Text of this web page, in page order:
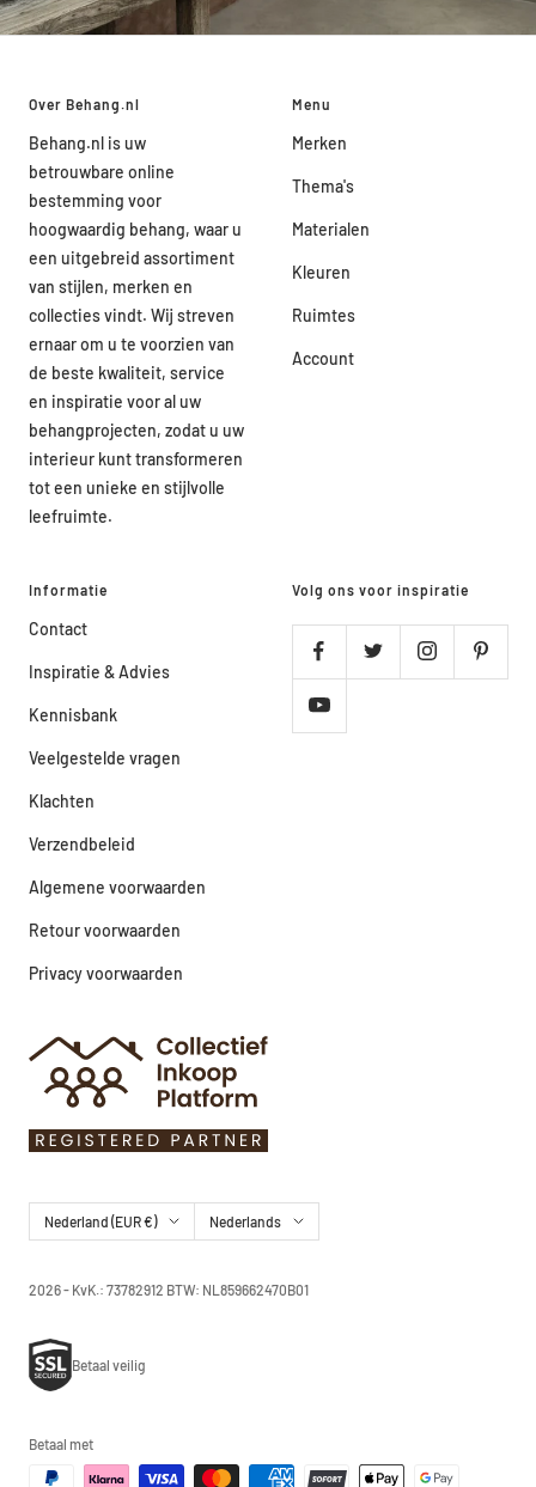
Over Behang.nl
Behang.nl is uw
betrouwbare online
bestemming voor
hoogwaardig behang, waar u
een uitgebreid assortiment
van stijlen, merken en
collecties vindt. Wij streven
ernaar om u te voorzien van
de beste kwaliteit, service
en inspiratie voor al uw
behangprojecten, zodat u uw
interieur kunt transformeren
tot een unieke en stijlvolle
leefruimte.
Menu
Merken
Thema's
Materialen
Kleuren
Ruimtes
Account
Informatie
Contact
Inspiratie & Advies
Kennisbank
Veelgestelde vragen
Klachten
Verzendbeleid
Algemene voorwaarden
Retour voorwaarden
Privacy voorwaarden
Volg ons voor inspiratie
Land/regio Nederland (EUR €) TaalNederlands
2026 - KvK.: 73782912 BTW: NL859662470B01
Betaal veilig
Betaal met